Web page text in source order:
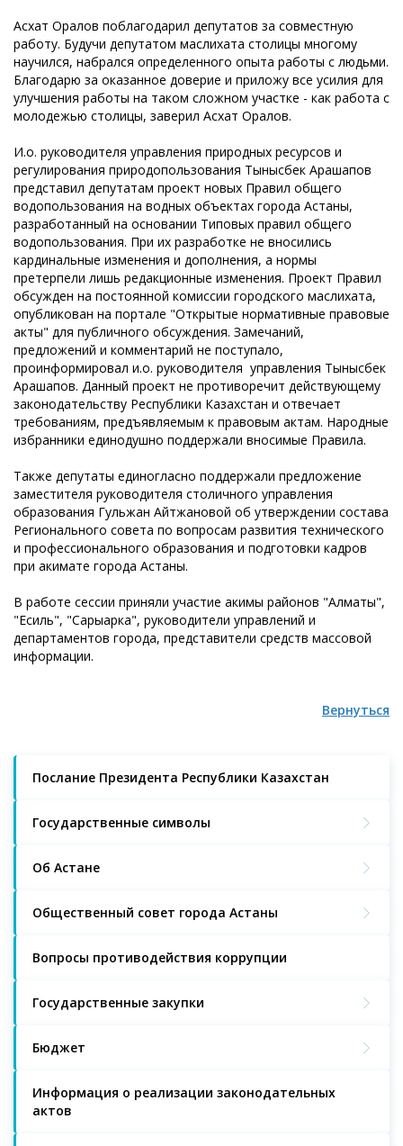
Послание Президента Республики Казахстан
Государственные символы
Об Астане
Общественный совет города Астаны
Вопросы противодействия коррупции
Государственные закупки
Бюджет
Информация о реализации законодательных
актов
Асхат Оралов поблагодарил депутатов за совместную
работу. Будучи депутатом маслихата столицы многому
научился, набрался определенного опыта работы с людьми.
Благодарю за оказанное доверие и приложу все усилия для
улучшения работы на таком сложном участке - как работа с
молодежью столицы, заверил Асхат Оралов.
И.о. руководителя управления природных ресурсов и
регулирования природопользования Тынысбек Арашапов
представил депутатам проект новых Правил общего
водопользования на водных объектах города Астаны,
разработанный на основании Типовых правил общего
водопользования. При их разработке не вносились
кардинальные изменения и дополнения, а нормы
претерпели лишь редакционные изменения. Проект Правил
обсужден на постоянной комиссии городского маслихата,
опубликован на портале "Открытые нормативные правовые
акты" для публичного обсуждения. Замечаний,
предложений и комментарий не поступало,
проинформировал и.о. руководителя управления Тынысбек
Арашапов. Данный проект не противоречит действующему
законодательству Республики Казахстан и отвечает
требованиям, предъявляемым к правовым актам. Народные
избранники единодушно поддержали вносимые Правила.
Также депутаты единогласно поддержали предложение
заместителя руководителя столичного управления
образования Гульжан Айтжановой об утверждении состава
Регионального совета по вопросам развития технического
и профессионального образования и подготовки кадров
при акимате города Астаны.
В работе сессии приняли участие акимы районов "Алматы",
"Есиль", "Сарыарка", руководители управлений и
департаментов города, представители средств массовой
информации.
Вернуться